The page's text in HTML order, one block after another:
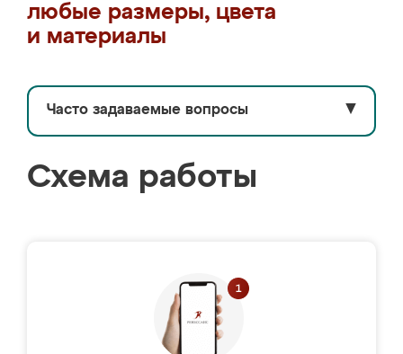
любые размеры, цвета
и материалы
Часто задаваемые вопросы ▼
Схема работы